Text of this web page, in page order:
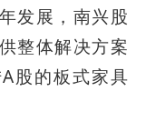
发展，南兴股
整体解决方案
股的板式家具